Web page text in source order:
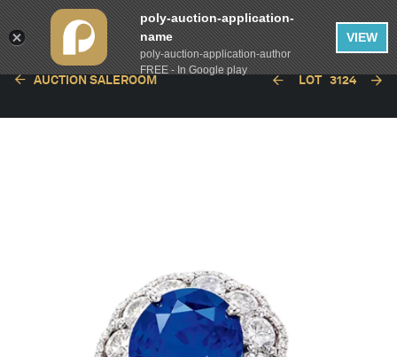
AUCTION SALEROOM LOT 3124
poly-auction-application-
name
poly-auction-application-author
FREE - In Google play
VIEW